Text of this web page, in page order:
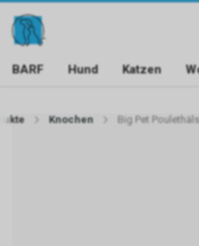
BARF Hund Katzen
Knochen Big Pet